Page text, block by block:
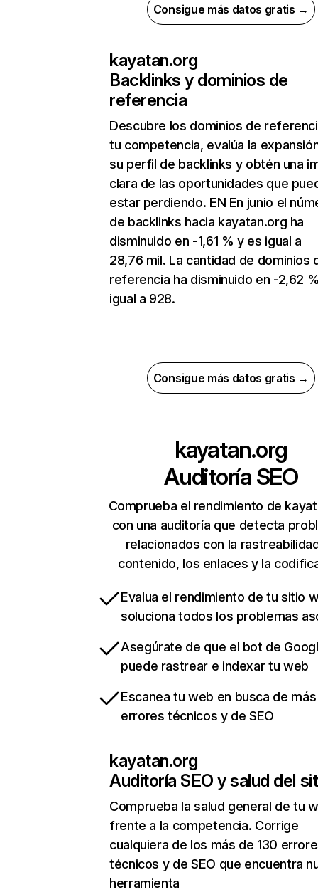
Consigue más datos gratis →
kayatan.org
Backlinks y dominios de
referencia
Descubre los dominios de
tu competencia, evalúa la
su perfil de backlinks y obtén una
clara de las oportunidades que
estar perdiendo. EN En junio el
de backlinks hacia kayatan.org ha
disminuido en -1,61 % y es igual a
28,76 mil. La cantidad de dominios
referencia ha disminuido en -2,62
igual a 928.
Consigue más datos gratis →
kayatan.org
Auditoría SEO
Comprueba el rendimiento de
con una auditoría que detecta
relacionados con la
contenido, los enlaces y la
Evalua el rendimiento de tu sitio
soluciona todos los problemas
Asegúrate de que el bot de
puede rastrear e indexar tu web
Escanea tu web en busca de
errores técnicos y de SEO
kayatan.org
Auditoría SEO y salud del
Comprueba la salud general de tu
frente a la competencia. Corrige
cualquiera de los más de 130
técnicos y de SEO que encuentra
herramienta